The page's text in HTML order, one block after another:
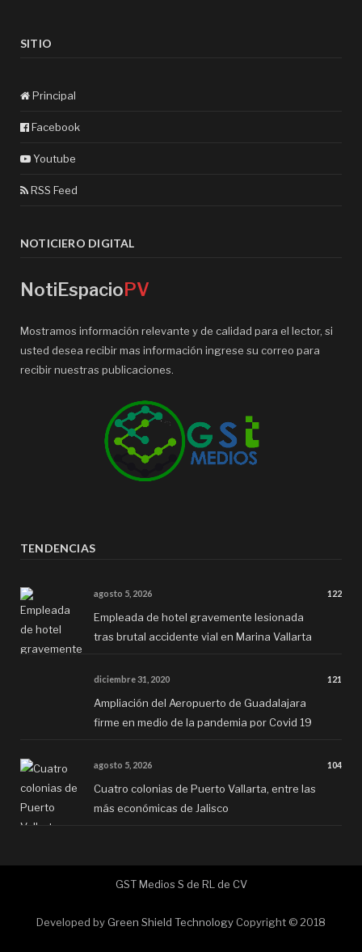
SITIO
Principal
Facebook
Youtube
RSS Feed
NOTICIERO DIGITAL
NotiEspacioPV
Mostramos información relevante y de calidad para el lector, si
usted desea recibir mas información ingrese su correo para
recibir nuestras publicaciones.
TENDENCIAS
agosto 5, 2026 122
Empleada de hotel gravemente lesionada
tras brutal accidente vial en Marina Vallarta
diciembre 31, 2020 121
Ampliación del Aeropuerto de Guadalajara
firme en medio de la pandemia por Covid 19
agosto 5, 2026 104
Cuatro colonias de Puerto Vallarta, entre las
más económicas de Jalisco
GST Medios S de RL de CV
Developed by Green Shield Technology Copyright © 2018